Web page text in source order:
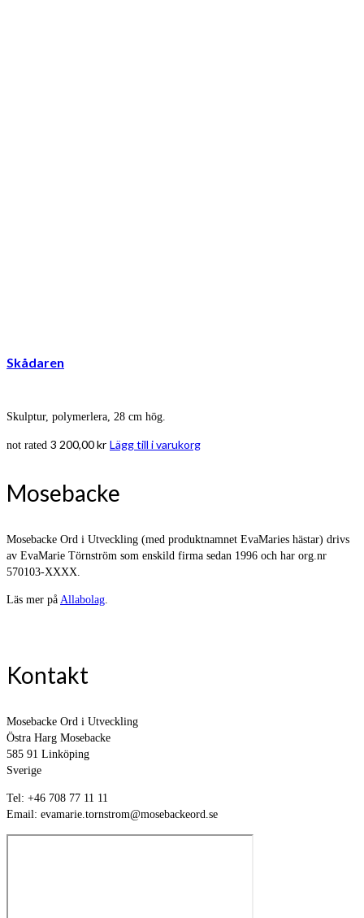
Skådaren
Skulptur, polymerlera, 28 cm hög.
not rated 3 200,00kr Lägg till i varukorg
Mosebacke
Mosebacke Ord i Utveckling (med produktnamnet EvaMaries hästar) drivs
av EvaMarie Törnström som enskild firma sedan 1996 och har org.nr
570103-XXXX.
Läs mer på Allabolag
Kontakt
Mosebacke Ord i Utveckling
Östra Harg Mosebacke
585 91 Linköping
Sverige
Tel: +46 708 77 11 11
Email: evamarie.tornstrom@mosebackeord.se